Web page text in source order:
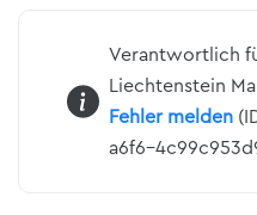
Verantwortlich
Liechtenstein
Fehler melden
a6f6-